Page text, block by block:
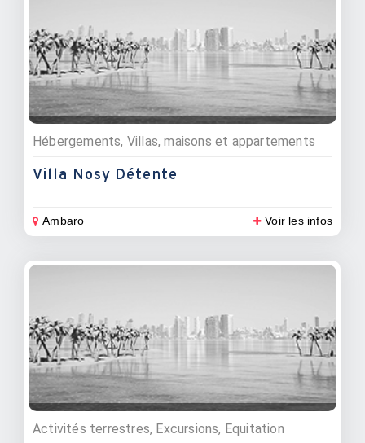
Hébergements, Villas, maisons et appartements
Villa Nosy Détente
Ambaro Voir les infos
Activités terrestres, Excursions, Equitation